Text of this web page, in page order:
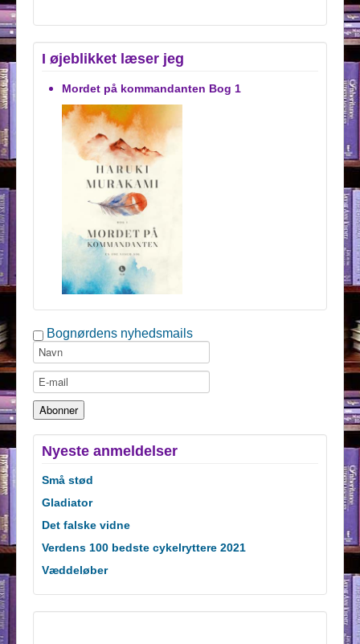
I øjeblikket læser jeg
Mordet på kommandanten Bog 1
Bognørdens nyhedsmails
Nyeste anmeldelser
Små stød
Gladiator
Det falske vidne
Verdens 100 bedste cykelryttere 2021
Væddeløber